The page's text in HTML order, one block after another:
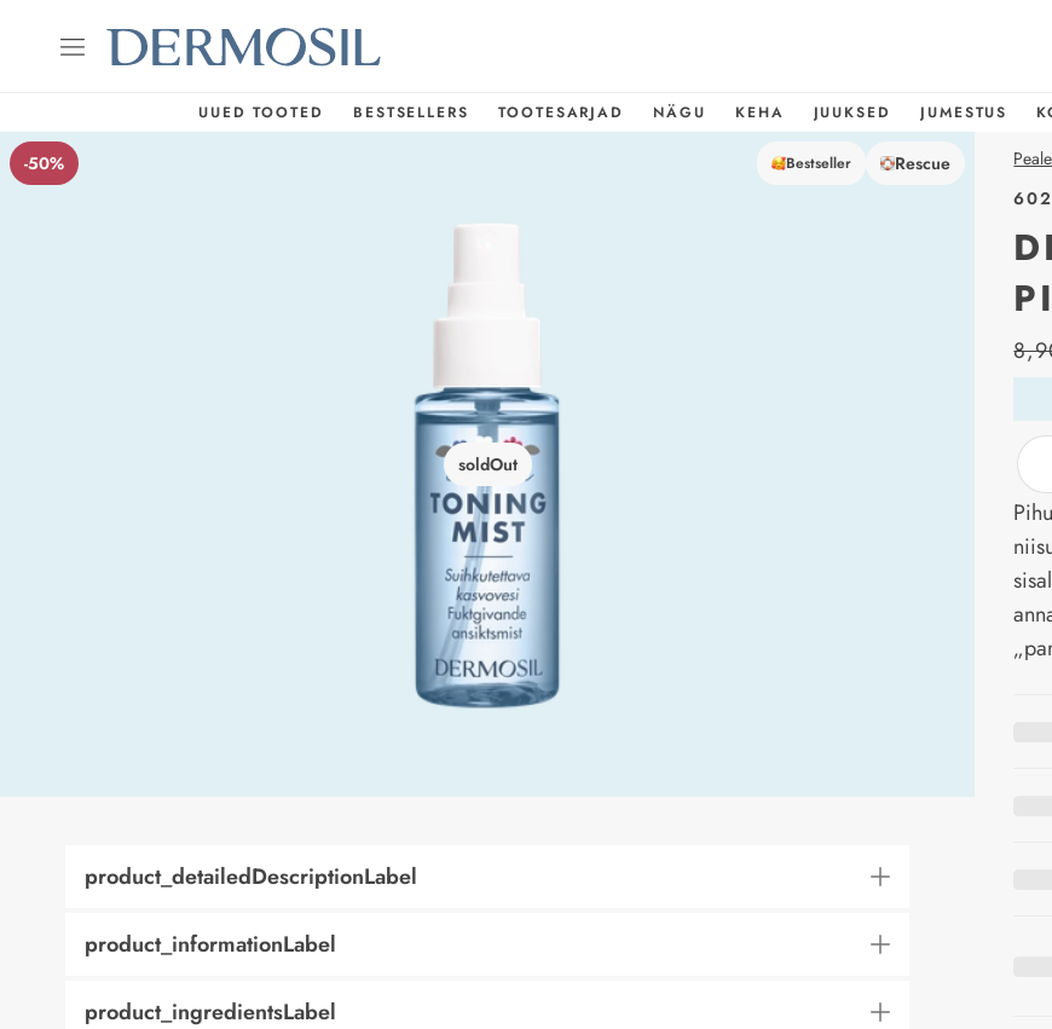
UUED TOOTED BESTSELLERS TOOTESARJAD NÄGU KEHA JUUKSED JUMESTUS
soldOut
-50% Bestseller Rescue
product_detailedDescriptionLabel
product_informationLabel
product_ingredientsLabel